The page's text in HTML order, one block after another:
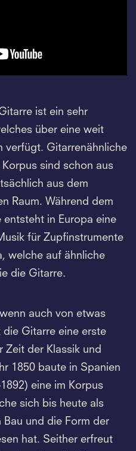
ist ein sehr
über eine weit
verfügt. Gitarrenähnliche
sind schon aus
aus dem
Raum. Während dem
entsteht in Europa eine
für Zupfinstrumente
welche auf ähnliche
die Gitarre.
auch von etwas
die Gitarre eine erste
Zeit der Klassik und
1850 baute in Spanien
eine im Korpus
sich bis heute als
und die Form der
hat. Seither erfreut